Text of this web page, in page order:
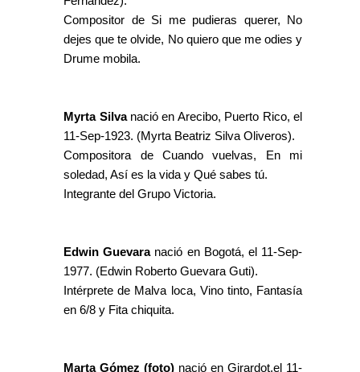
Compositor de Si me pudieras querer, No
dejes que te olvide, No quiero que me odies y
Drume mobila.
Myrta Silvanació en Arecibo, Puerto Rico, el
11-Sep-1923. (Myrta Beatriz Silva Oliveros).
Compositora de Cuando vuelvas, En mi
soledad, Así es la vida y Qué sabes tú.
Integrante del Grupo Victoria.
Edwin Guevaranació en Bogotá, el 11-Sep-
1977. (Edwin Roberto Guevara Guti).
Intérprete de Malva loca, Vino tinto, Fantasía
en 6/8 y Fita chiquita.
Marta Gómez (foto) nació en Girardot,el 11-